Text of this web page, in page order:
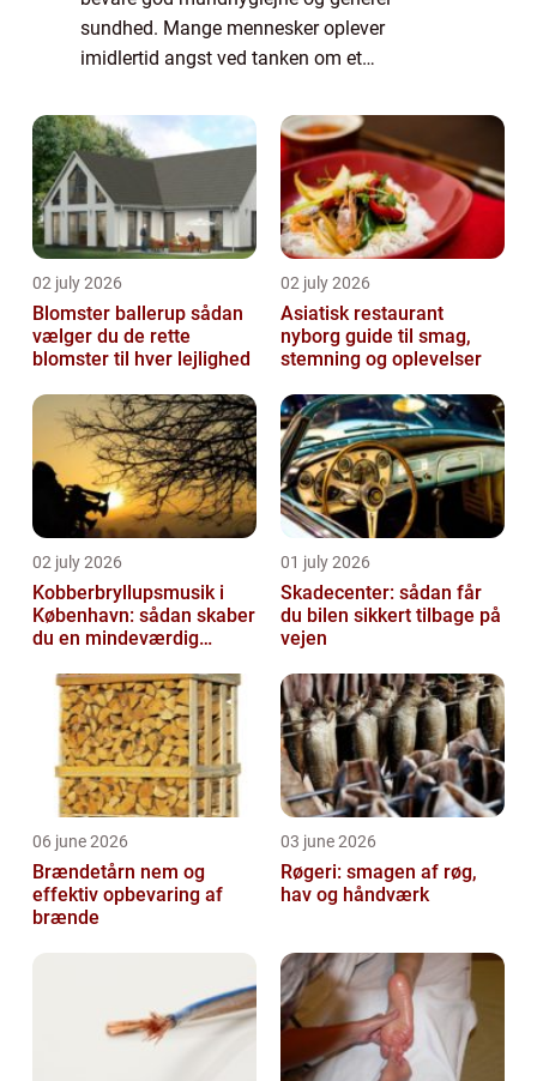
sundhed. Mange mennesker oplever
imidlertid angst ved tanken om et
udsættelse og i sidste ende ska...
02 july 2026
Blomster ballerup sådan
vælger du de rette
blomster til hver lejlighed
02 july 2026
Asiatisk restaurant
nyborg guide til smag,
stemning og oplevelser
02 july 2026
Kobberbryllupsmusik i
København: sådan skaber
du en mindeværdig
01 july 2026
Skadecenter: sådan får
du bilen sikkert tilbage på
vejen
06 june 2026
Brændetårn nem og
effektiv opbevaring af
brænde
03 june 2026
Røgeri: smagen af røg,
hav og håndværk